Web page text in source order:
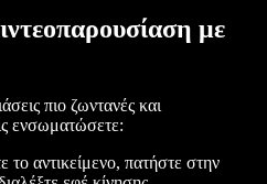
με
πιο ζωντανές και
ενσωματώσετε:
το αντικείμενο, πατήστε στην